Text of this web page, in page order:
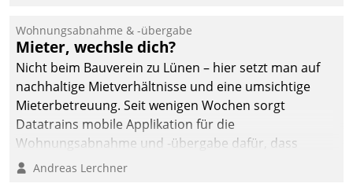
und Beschwerde-Management einen eigenen Kanal
ein.
Wohnungsabnahme & -übergabe
Mieter, wechsle dich?
Nicht beim Bauverein zu Lünen – hier setzt man auf
nachhaltige Mietverhältnisse und eine umsichtige
Mieterbetreuung. Seit wenigen Wochen sorgt
Datatrains mobile Applikation für die
Wohnungsabnahme und -übergabe dafür, dass
Mieter wohlgeordnet kommen und, so es sein muss,
Andreas Lerchner